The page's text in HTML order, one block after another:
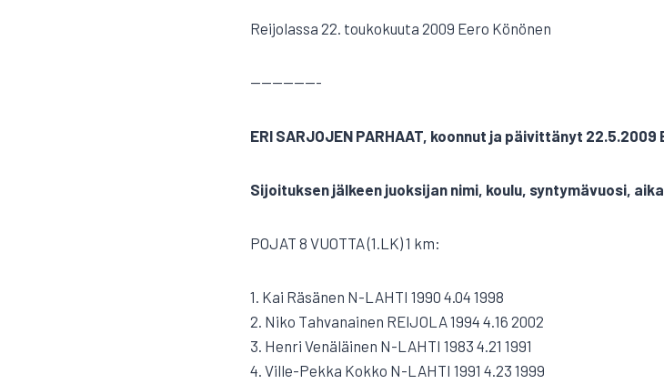
Reijolassa 22. toukokuuta 2009 Eero Könönen
——————-
ERI SARJOJEN PARHAAT, koonnut ja päivittänyt 22.5.2009
Sijoituksen jälkeen juoksijan nimi, koulu, syntymävuosi,
POJAT 8 VUOTTA (1.LK) 1 km:
1. Kai Räsänen N-LAHTI 1990 4.04 1998
2. Niko Tahvanainen REIJOLA 1994 4.16 2002
3. Henri Venäläinen N-LAHTI 1983 4.21 1991
4. Ville-Pekka Kokko N-LAHTI 1991 4.23 1999